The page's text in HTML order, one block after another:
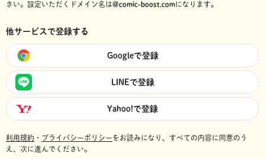
さい。 設定いただくドメイン名は@comic-boost.comになります。
他サービスで登録する
Googleで登録
LINEで登録
Yahoo!で登録
利用規約 ・ プライバシーポリシーをお読みになり、 すべての内容に同意のう
え、次に進んでください。